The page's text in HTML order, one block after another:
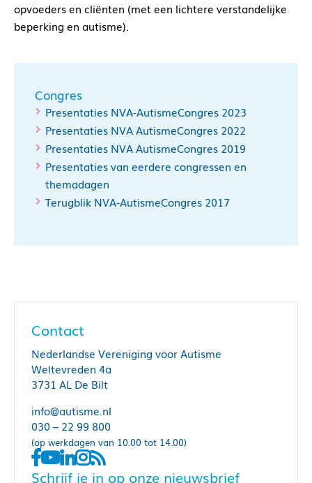
opvoeders en cliënten (met een lichtere verstandelijke
beperking en autisme).
Congres
Presentaties NVA-AutismeCongres 2023
Presentaties NVA AutismeCongres 2022
Presentaties NVA AutismeCongres 2019
Presentaties van eerdere congressen en
themadagen
Terugblik NVA-AutismeCongres 2017
Contact
Nederlandse Vereniging voor Autisme
Weltevreden 4a
3731 AL De Bilt
info@autisme.nl
030 – 22 99 800
(op werkdagen van 10.00 tot 14.00)
Schrijf je in op onze nieuwsbrief